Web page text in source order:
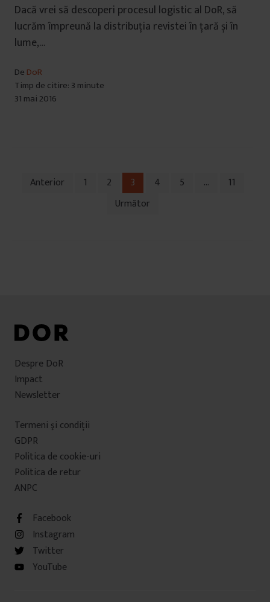
Dacă vrei să descoperi procesul logistic al DoR, să
lucrăm împreună la distribuția revistei în țară și în
lume,…
De DoR
Timp de citire: 3 minute
31 mai 2016
Navigare
Anterior 1 2 3 4 5 …
11
Următor
Despre DoR
Impact
Newsletter
Termeni şi condiţii
GDPR
Politica de cookie-uri
Politica de retur
ANPC
Facebook
Instagram
Twitter
YouTube